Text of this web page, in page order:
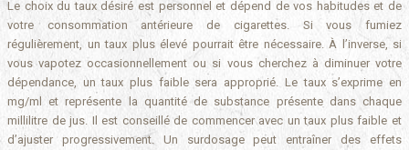
Le choix du taux désiré est personnel et dépend de vos habitudes et de
votre consommation antérieure de cigarettes. Si vous fumiez
régulièrement, un taux plus élevé pourrait être nécessaire. À l’inverse, si
vous vapotez occasionnellement ou si vous cherchez à diminuer votre
dépendance, un taux plus faible sera approprié. Le taux s’exprime en
mg/ml et représente la quantité de substance présente dans chaque
millilitre de jus. Il est conseillé de commencer avec un taux plus faible et
d’ajuster progressivement. Un surdosage peut entraîner des effets